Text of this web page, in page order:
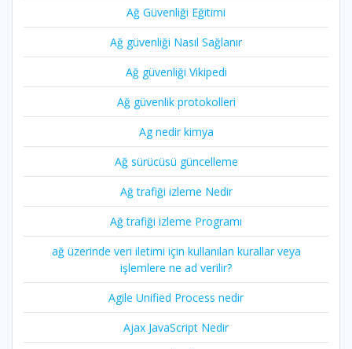
Ağ Güvenliği Eğitimi
Ağ güvenliği Nasıl Sağlanır
Ağ güvenliği Vikipedi
Ağ güvenlik protokolleri
Ag nedir kimya
Ağ sürücüsü güncelleme
Ağ trafiği izleme Nedir
Ağ trafiği izleme Programı
ağ üzerinde veri iletimi için kullanılan kurallar veya
işlemlere ne ad verilir?
Agile Unified Process nedir
Ajax JavaScript Nedir